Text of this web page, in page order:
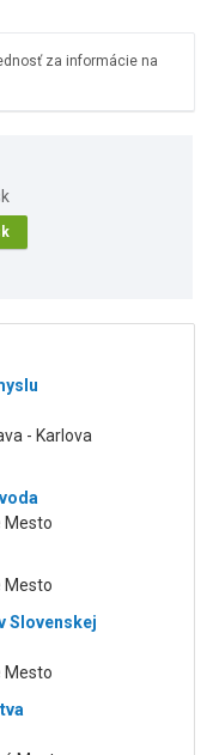
za informácie na
- Karlova
Mesto
Mesto
Slovenskej
Mesto